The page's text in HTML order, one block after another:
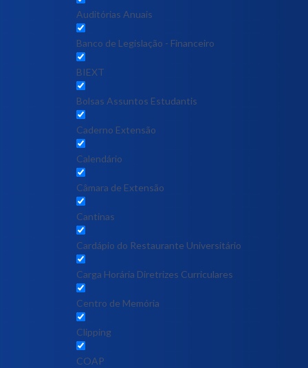
Auditórias Anuais
Banco de Legislação - Financeiro
BIEXT
Bolsas Assuntos Estudantis
Caderno Extensão
Calendário
Câmara de Extensão
Cantinas
Cardápio do Restaurante Universitário
Carga Horária Diretrizes Curriculares
Centro de Memória
Clipping
COAP